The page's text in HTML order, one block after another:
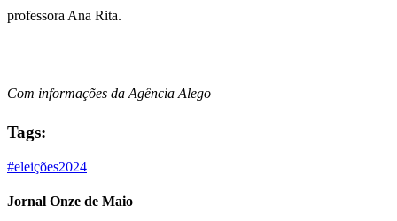
professora Ana Rita.
Com informações da Agência Alego
Tags:
#eleições2024
Jornal Onze de Maio